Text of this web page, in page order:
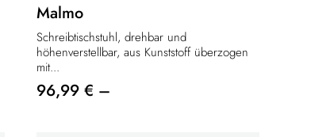
Malmo
Schreibtischstuhl, drehbar und
höhenverstellbar, aus Kunststoff überzogen
mit...
96,99 € –